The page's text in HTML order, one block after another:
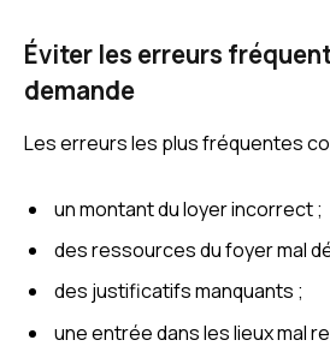
Éviter les erreurs
demande
Les erreurs les plus fréquentes
un montant du loyer incorrect ;
des ressources du foyer mal
des justificatifs manquants ;
une entrée dans les lieux mal